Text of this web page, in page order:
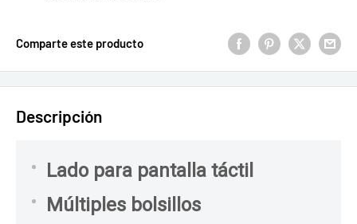
Comparte este producto
Descripción
Lado para pantalla táctil
Múltiples bolsillos